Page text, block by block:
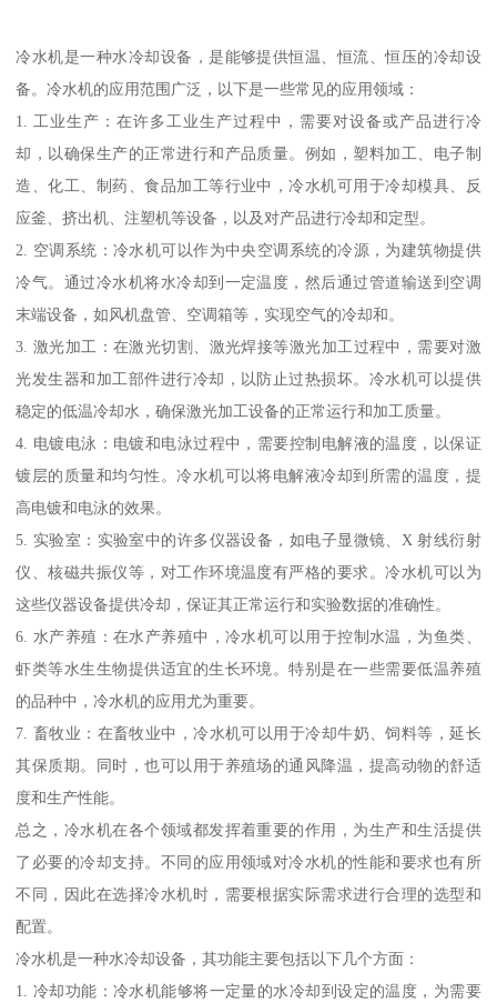
冷水机是一种水冷却设备，是能够提供恒温、恒流、恒压的冷却设
备。冷水机的应用范围广泛，以下是一些常见的应用领域：
1. 工业生产：在许多工业生产过程中，需要对设备或产品进行冷
却，以确保生产的正常进行和产品质量。例如，塑料加工、电子制
造、化工、制药、食品加工等行业中，冷水机可用于冷却模具、反
应釜、挤出机、注塑机等设备，以及对产品进行冷却和定型。
2. 空调系统：冷水机可以作为中央空调系统的冷源，为建筑物提供
冷气。通过冷水机将水冷却到一定温度，然后通过管道输送到空调
末端设备，如风机盘管、空调箱等，实现空气的冷却和。
3. 激光加工：在激光切割、激光焊接等激光加工过程中，需要对激
光发生器和加工部件进行冷却，以防止过热损坏。冷水机可以提供
稳定的低温冷却水，确保激光加工设备的正常运行和加工质量。
4. 电镀电泳：电镀和电泳过程中，需要控制电解液的温度，以保证
镀层的质量和均匀性。冷水机可以将电解液冷却到所需的温度，提
高电镀和电泳的效果。
5. 实验室：实验室中的许多仪器设备，如电子显微镜、X 射线衍射
仪、核磁共振仪等，对工作环境温度有严格的要求。冷水机可以为
这些仪器设备提供冷却，保证其正常运行和实验数据的准确性。
6. 水产养殖：在水产养殖中，冷水机可以用于控制水温，为鱼类、
虾类等水生生物提供适宜的生长环境。特别是在一些需要低温养殖
的品种中，冷水机的应用尤为重要。
7. 畜牧业：在畜牧业中，冷水机可以用于冷却牛奶、饲料等，延长
其保质期。同时，也可以用于养殖场的通风降温，提高动物的舒适
度和生产性能。
总之，冷水机在各个领域都发挥着重要的作用，为生产和生活提供
了必要的冷却支持。不同的应用领域对冷水机的性能和要求也有所
不同，因此在选择冷水机时，需要根据实际需求进行合理的选型和
配置。
冷水机是一种水冷却设备，其功能主要包括以下几个方面：
1. 冷却功能：冷水机能够将一定量的水冷却到设定的温度，为需要